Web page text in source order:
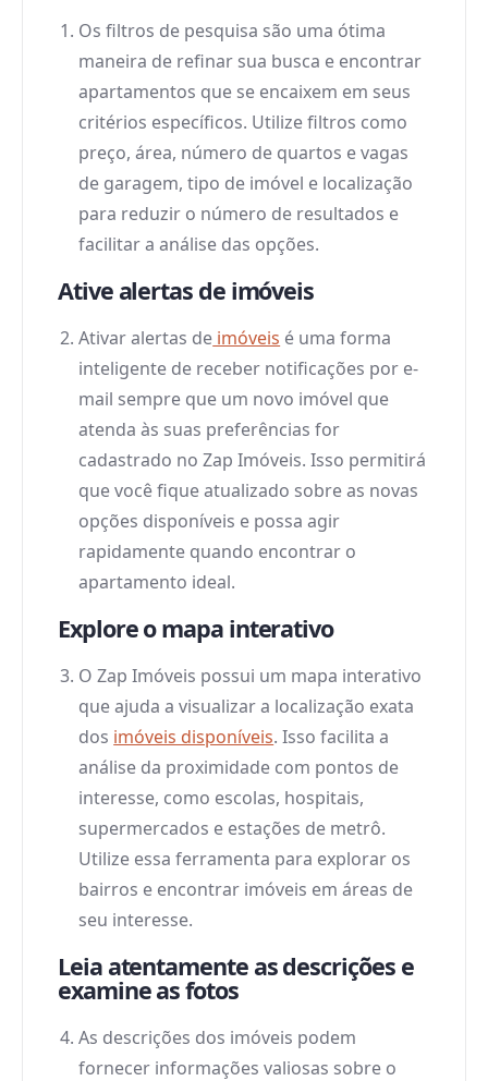
Os filtros de pesquisa são uma ótima
maneira de refinar sua busca e encontrar
apartamentos que se encaixem em seus
critérios específicos. Utilize filtros como
preço, área, número de quartos e vagas
de garagem, tipo de imóvel e localização
para reduzir o número de resultados e
facilitar a análise das opções.
Ative alertas de imóveis
Ativar alertas de imóveis é uma forma
inteligente de receber notificações por e-
mail sempre que um novo imóvel que
atenda às suas preferências for
cadastrado no Zap Imóveis. Isso permitirá
que você fique atualizado sobre as novas
opções disponíveis e possa agir
rapidamente quando encontrar o
apartamento ideal.
Explore o mapa interativo
O Zap Imóveis possui um mapa interativo
que ajuda a visualizar a localização exata
dos imóveis disponíveis. Isso facilita a
análise da proximidade com pontos de
interesse, como escolas, hospitais,
supermercados e estações de metrô.
Utilize essa ferramenta para explorar os
bairros e encontrar imóveis em áreas de
seu interesse.
Leia atentamente as descrições e
examine as fotos
As descrições dos imóveis podem
fornecer informações valiosas sobre o